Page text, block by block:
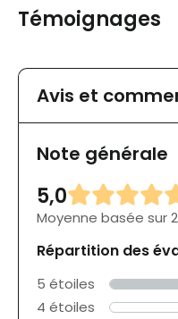
Témoignages
Avis et
Note générale
5,0
Moyenne basée sur
Répartition des
5 étoiles
4 étoiles